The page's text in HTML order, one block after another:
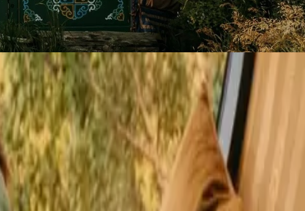
+15.000 tevreden gasten